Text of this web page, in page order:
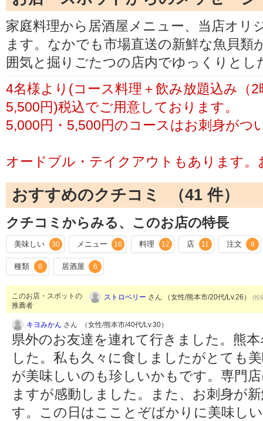
家庭料理から居酒屋メニュー、当店オリ
ます。なかでも市場直送の新鮮な魚貝
囲気と掘りごたつの店内でゆっくりと
4名様より(コース料理＋飲み放題込み（
5,500円)税込でご用意しております。
5,000円・5,500円のコースはお刺身がつ
オードブル・テイクアウトもあります。
おすすめのクチコミ （41 件）
クチコミからみる、このお店の特長
美味しい 30 メニュー 16 料理 12 店 11 注文 8
種類 6 居酒屋 6
このお店・スポットの
推薦者
ストロベリー さん （女性/熊本市/20代/Lv.26） (投
キヨみかん さん （女性/熊本市/40代/Lv.30）
県外のお友達を連れて行きました。熊
した。私も久々に食しましたがとても
が美味しいのも珍しいかもです。専門
ますが感動しました。また、お刺身が
す。この日はこことぞばかりに美味し